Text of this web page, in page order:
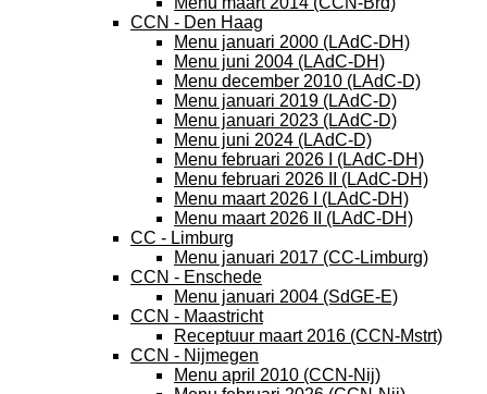
CCN - Den Haag
Menu januari 2000 (LAdC-DH)
Menu juni 2004 (LAdC-DH)
Menu december 2010 (LAdC-D)
Menu januari 2019 (LAdC-D)
Menu januari 2023 (LAdC-D)
Menu juni 2024 (LAdC-D)
Menu februari 2026 I (LAdC-DH)
Menu februari 2026 II (LAdC-DH)
Menu maart 2026 I (LAdC-DH)
Menu maart 2026 II (LAdC-DH)
CC - Limburg
Menu januari 2017 (CC-Limburg)
CCN - Enschede
Menu januari 2004 (SdGE-E)
CCN - Maastricht
Receptuur maart 2016 (CCN-Mstrt)
CCN - Nijmegen
Menu april 2010 (CCN-Nij)